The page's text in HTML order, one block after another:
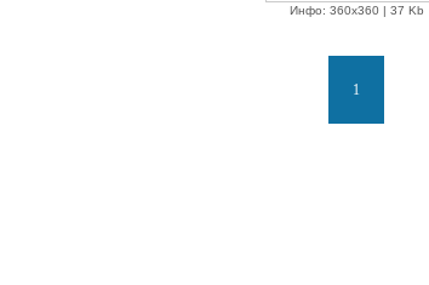
Инфо: 360х360 | 37 Kb
1